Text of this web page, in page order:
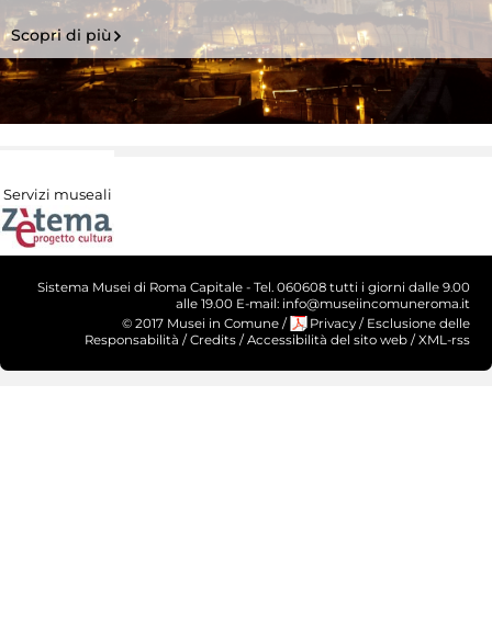
Scopri di più
Servizi museali
Sistema Musei di Roma Capitale - Tel. 060608 tutti i giorni dalle 9.00
alle 19.00 E-mail: info@museiincomuneroma.it
© 2017 Musei in Comune / Privacy / Esclusione delle
Responsabilità /Credits /Accessibilità del sito web /XML-rss